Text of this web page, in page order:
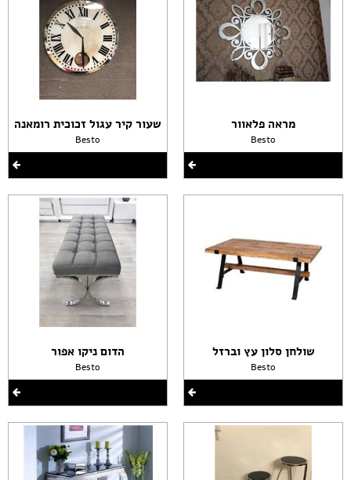
מראה פלאוור
Besto
שולחן סלון עץ וברזל
Besto
שעור קיר עגול זכוכית רומאנה
Besto
הדום ניקו אפור
Besto